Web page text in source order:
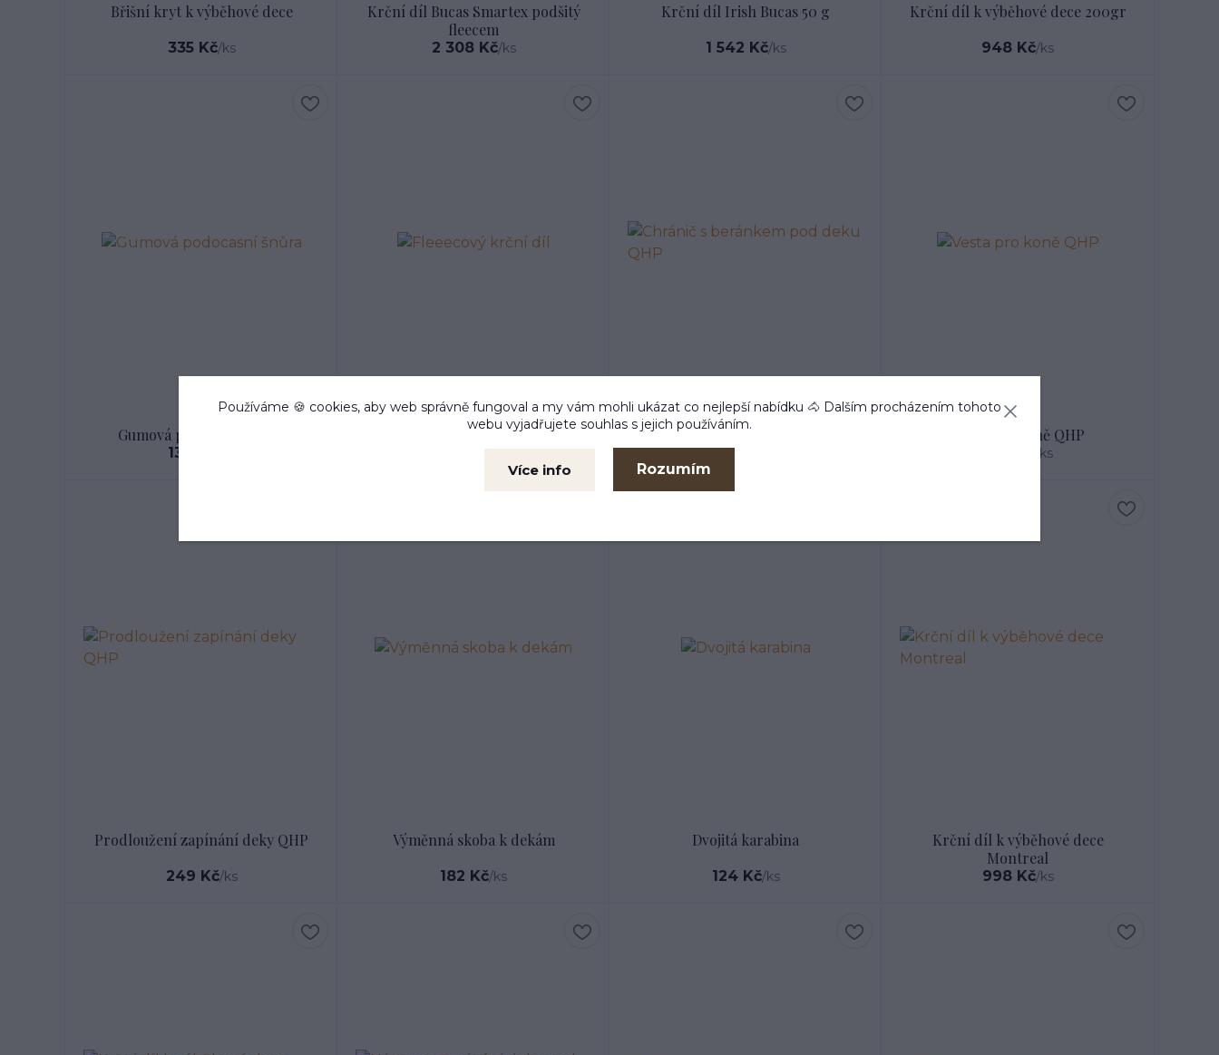
Břišní kryt k výběhové dece
335 Kč/ks
Krční díl Bucas Smartex podšitý
fleecem
2 308 Kč/ks
Krční díl Irish Bucas 50 g
1 542 Kč/ks
Krční díl k výběhové dece 200gr
948 Kč/ks
Gumová podocasní šnůra
138 Kč
Fleeecový krční díl
624 Kč/ks
Chránič s beránkem pod deku QHP
620 Kč
Vesta pro koně QHP
ks
Prodloužení zapínání deky QHP
249 Kč/ks
Výměnná skoba k dekám
182 Kč/ks
Dvojitá karabina
124 Kč/ks
Krční díl k výběhové dece
Montreal
998 Kč/ks
Používáme 🍪 cookies, aby web správně fungoval a my vám mohli ukázat co nejlepší nabídku 🐴 Dalším procházením tohoto
webu vyjadřujete souhlas s jejich používáním.
Více info Rozumím